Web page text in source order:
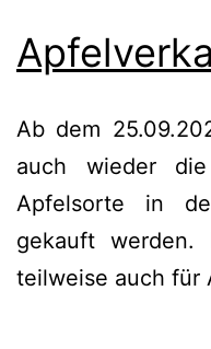
Ab dem
auch wieder
Apfelsorte in
gekauft
teilweise auch für